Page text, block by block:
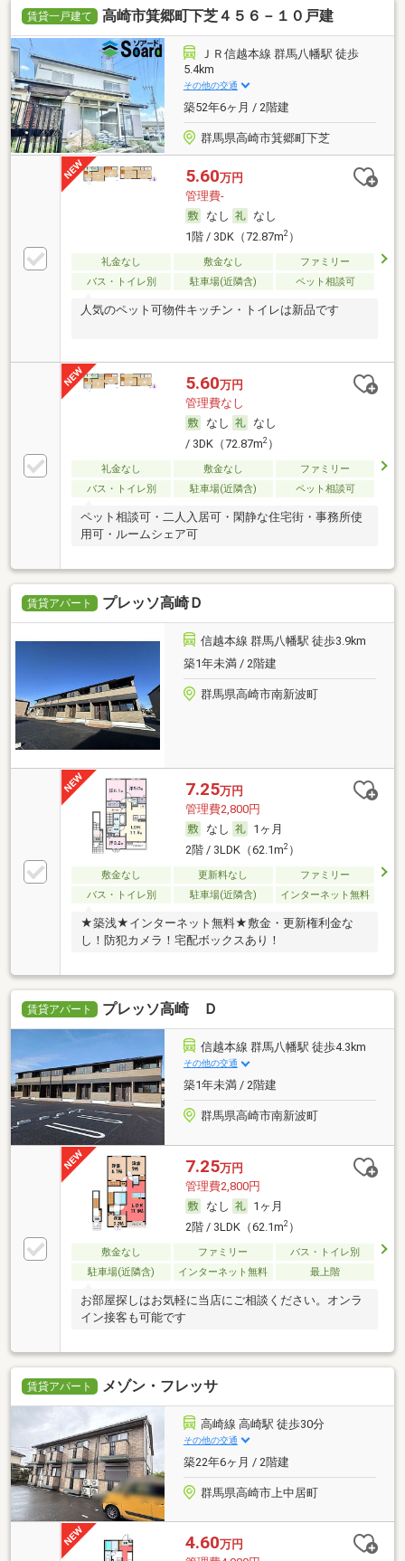
賃貸一戸建て 高崎市箕郷町下芝４５６－１０戸建
ＪＲ信越本線 群馬八幡駅 徒歩
5.4km
その他の交通
築52年6ヶ月 / 2階建
群馬県高崎市箕郷町下芝
5.60万円
管理費-
なし
なし
1階 / 3DK（72.87m2）
礼金なし 敷金なし
ファミリー
バス・トイレ別
駐車場(近隣含) ペット相談可
人気のペット可物件キッチン・トイレは新品です
5.60万円
管理費なし
なし
なし
/ 3DK（72.87m2）
礼金なし 敷金なし
ファミリー
バス・トイレ別
駐車場(近隣含) ペット相談可
ペット相談可・二人入居可・閑静な住宅街・事務所使
用可・ルームシェア可
賃貸アパート プレッソ高崎Ｄ
信越本線 群馬八幡駅 徒歩3.9km
築1年未満 / 2階建
群馬県高崎市南新波町
7.25万円
管理費2,800円
なし
1ヶ月
2階 / 3LDK（62.1m2）
敷金なし 更新料なし
ファミリー
バス・トイレ別
駐車場(近隣含) インターネット無料
★築浅★インターネット無料★敷金・更新権利金な
し！防犯カメラ！宅配ボックスあり！
賃貸アパート プレッソ高崎 Ｄ
信越本線 群馬八幡駅 徒歩4.3km
その他の交通
築1年未満 / 2階建
群馬県高崎市南新波町
7.25万円
管理費2,800円
なし
1ヶ月
2階 / 3LDK（62.1m2）
敷金なし ファミリー
バス・トイレ別
駐車場(近隣含)
インターネット無料 最上階
お部屋探しはお気軽に当店にご相談ください。オンラ
イン接客も可能です
賃貸アパート メゾン・フレッサ
高崎線 高崎駅 徒歩30分
その他の交通
築22年6ヶ月 / 2階建
群馬県高崎市上中居町
4.60万円